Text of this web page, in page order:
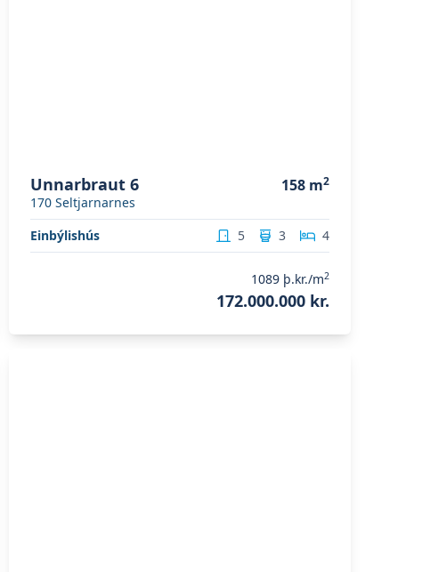
Unnarbraut 6
170 Seltjarnarnes
158 m2
Einbýlishús 5 3 4
1089 þ.kr./m2
172.000.000 kr.